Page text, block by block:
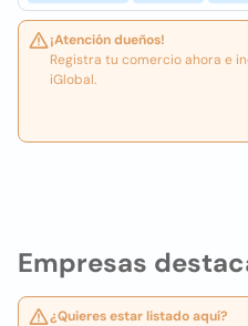
Empresas
¿Quieres estar listado aquí?
¡Atención dueños!
Registra tu comercio ahora e
iGlobal.